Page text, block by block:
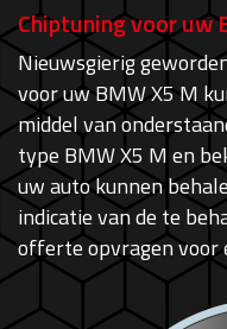
Chiptuning voor uw
Nieuwsgierig
voor uw BMW X5 M
middel van
type BMW X5 M en
uw auto kunnen
indicatie van de te
offerte opvragen voor